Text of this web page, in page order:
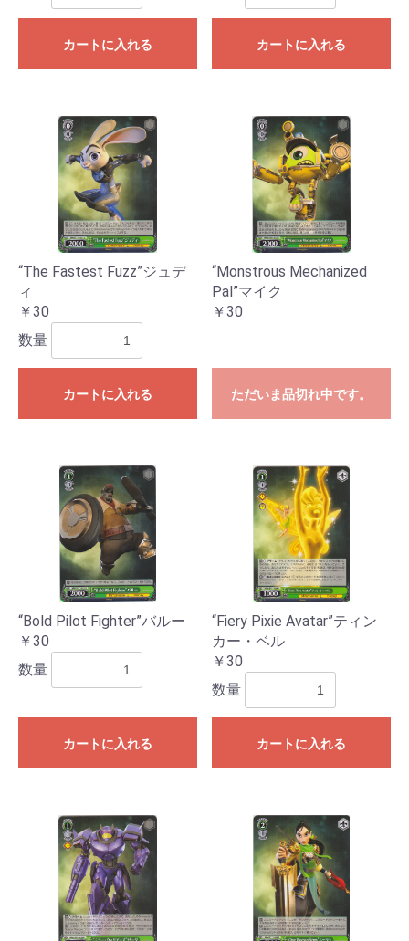
カートに入れる カートに入れる
“The Fastest Fuzz”ジュデ
ィ
￥30
数量
カートに入れる
“Monstrous Mechanized
Pal”マイク
￥30
ただいま品切れ中です。
“Bold Pilot Fighter”バルー
￥30
数量
カートに入れる
“Fiery Pixie Avatar”ティン
カー・ベル
￥30
数量
カートに入れる